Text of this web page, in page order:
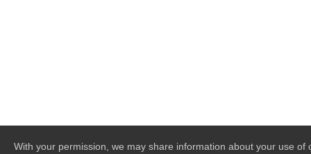
With your permission, we may share information about your use of